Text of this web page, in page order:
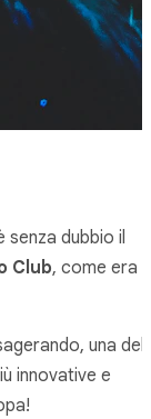
senza dubbio il
Club, come era
una
innovative e